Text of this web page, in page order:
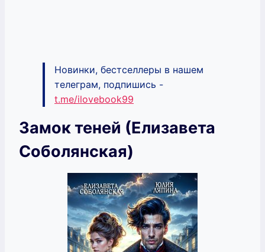
Новинки, бестселлеры в нашем
телеграм, подпишись -
t.me/ilovebook99
Замок теней (Елизавета
Соболянская)